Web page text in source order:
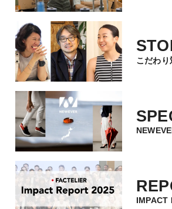
プルオーバーっぽくすることも
用途が多そうなカーディガンに
このカーディガンだけではない
ァクトリエさんの商品は本当に
着るたびに“大事にしよう、長く
せてくれます。
ファストファッションで散財し
きく意識が変わりました。
もうすっかりファンですよ!
こだわり
IMPACT